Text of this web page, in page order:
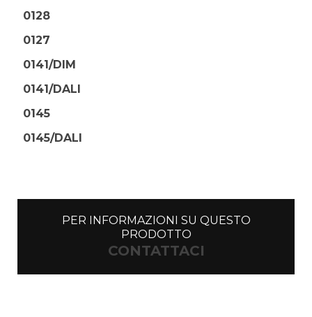
0128
0127
0141/DIM
0141/DALI
0145
0145/DALI
PER INFORMAZIONI SU QUESTO
PRODOTTO
CONTATTACI